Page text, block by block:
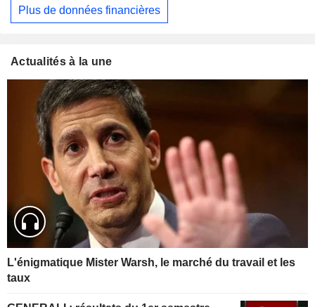
Plus de données financières
Actualités à la une
L'énigmatique Mister Warsh, le marché du travail et les
taux